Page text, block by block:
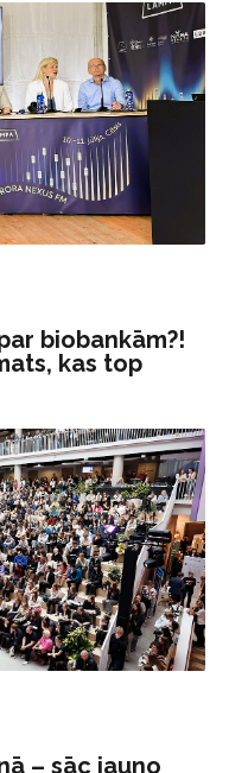
biobankām?!
kas top
– sāc jauno